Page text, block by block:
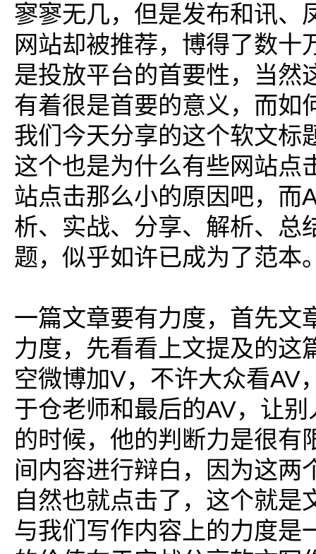
寥寥无几，但是发布和讯、
网站却被推荐，博得了数十
是投放平台的首要性，当然
有着很是首要的意义，而如
我们今天分享的这个软文标
这个也是为什么有些网站点
站点击那么小的原因吧，而
析、实战、分享、解析、总
题，似乎如许已成为了范本
一篇文章要有力度，首先文
力度，先看看上文提及的这
空微博加V，不许大众看AV
于仓老师和最后的AV，让
的时候，他的判断力是很有
间内容进行辩白，因为这两
自然也就点击了，这个就是
与我们写作内容上的力度是